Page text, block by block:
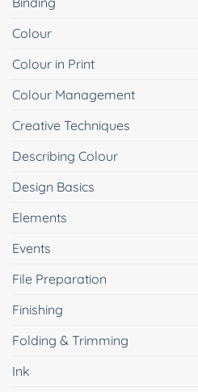
Colour
Colour in Print
Colour Management
Creative Techniques
Describing Colour
Design Basics
Elements
Events
File Preparation
Finishing
Folding & Trimming
Ink